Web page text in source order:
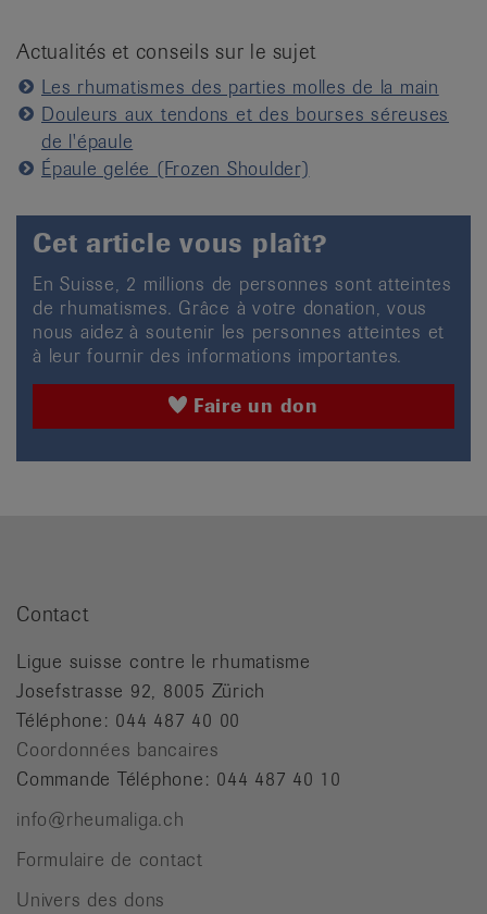
Actualités et conseils sur le sujet
Les rhumatismes des parties molles de la main
Douleurs aux tendons et des bourses séreuses
de l'épaule
Épaule gelée (Frozen Shoulder)
Cet article vous plaît?
En Suisse, 2 millions de personnes sont atteintes
de rhumatismes. Grâce à votre donation, vous
nous aidez à soutenir les personnes atteintes et
à leur fournir des informations importantes.
Faire un don
Contact
Ligue suisse contre le rhumatisme
Josefstrasse 92, 8005 Zürich
Téléphone: 044 487 40 00
Coordonnées bancaires
Commande Téléphone: 044 487 40 10
info@rheumaliga.ch
Formulaire de contact
Univers des dons